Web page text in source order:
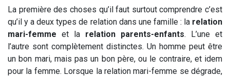
La première des choses qu’il faut surtout comprendre c’est
qu’il y a deux types de relation dans une famille : la relation
mari-femme et la relation parents-enfants. L’une et
l’autre sont complètement distinctes. Un homme peut être
un bon mari, mais pas un bon père, ou le contraire, et idem
pour la femme. Lorsque la relation mari-femme se dégrade,